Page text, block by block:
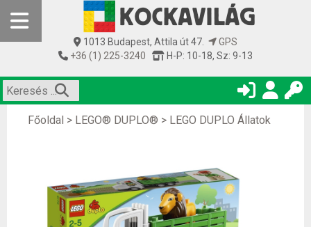
1013 Budapest, Attila út 47.
GPS
+36 (1) 225-3240
H-P: 10-18, Sz: 9-13
Főoldal > LEGO® DUPLO® > LEGO DUPLO Állatok